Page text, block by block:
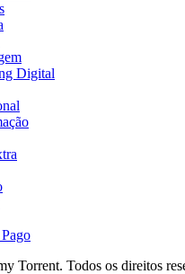
Digital
Torrent. Todos os direitos